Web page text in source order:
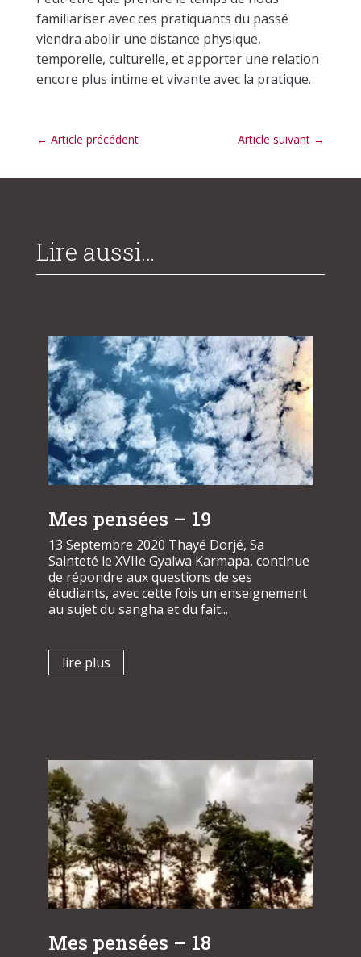
familiariser avec ces pratiquants du passé
viendra abolir une distance physique,
temporelle, culturelle, et apporter une relation
encore plus intime et vivante avec la pratique.
← Article précédent Article suivant →
Lire aussi…
Mes pensées – 19
13 Septembre 2020 Thayé Dorjé, Sa
Sainteté le XVIIe Gyalwa Karmapa, continue
de répondre aux questions de ses
étudiants, avec cette fois un enseignement
au sujet du sangha et du fait...
lire plus
Mes pensées – 18